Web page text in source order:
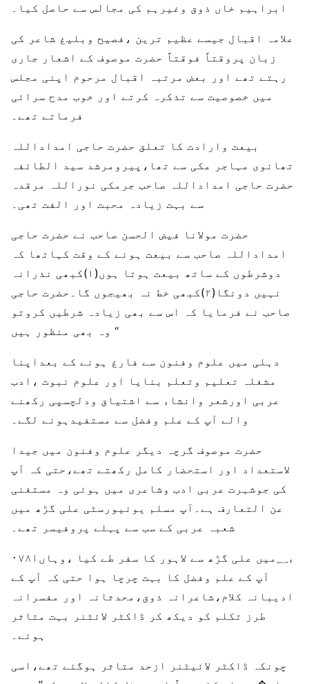
ابراہیم خاں ذوق وغیرہم کی مجالس سے حاصل کیا۔
علامہ اقبال جیسے عظیم ترین ،فصیح وبلیغ شاعر کی
زبان پروقتاً فوقتاً حضرت موصوف کے اشعار جاری
رہتے تھے اور بعض مرتبہ اقبال مرحوم اپنی مجلس
میں خصوصیت سے تذکرہ کرتے اور خوب مدح سرائی
فرماتے تھے۔
بیعت وارادت کا تعلق حضرت حاجی امداداللہ
تھانوی مہاجر مکی سے تھا،پیرومرشد سید الطائفہ
حضرت حاجی امداداللہ صاحب جرمکی نوراللہ مرقدہ
سے بہت زیادہ محبت اور الفت تھی۔
حضرت مولانا فیض الحسن صاحب نے حضرت حاجی
امداداللہ صاحب سے بیعت ہونے کے وقت کہاتھا کہ
دوشرطوں کے ساتھ بیعت ہوتا ہوں(۱)کبھی نذرانہ
نہیں دونگا(۲)کبھی خط نہ بھیجوں گا۔حضرت حاجی
صاحب نے فرمایا کہ اس سے بھی زیادہ شرطیں کروتو
وہ بھی منظور ہیں ‘‘
دہلی میں علوم وفنون سے فارغ ہونے کے بعداپنا
مشغلہ تعلیم وتعلم بنایا اور علوم نبوت ،ادب
عربی اورشعر وانشاء سے اشتیاق ودلچسپی رکھنے
والے آپ کے علم وفضل سے مستفیدہونے لگے۔
حضرت موصوف گرچہ دیگر علوم وفنون میں جیدا
لاستعداد اور استحضار کامل رکھتے تھے،حتی کہ آپ
کی جوشہرت عربی ادب وشاعری میں ہوئی وہ مستغنی
عن التعارف ہے۔آپ مسلم یونیورسٹی علی گڑھ میں
شعبہ عربی کے سب سے پہلے پروفیسر تھے۔
۰۷۸۱ء؁میں علی گڑھ سے لاہور کا سفر طے کیا ،وہاں
آپ کے علم وفضل کا بہت چرچا ہوا حتی کہ آپ کے
ادیبانہ کلام،شاعرانہ ذوق،محدثانہ اور مفسرانہ
طرز تکلم کو دیکھ کر ڈاکٹر لائٹنر بہت متاثر
ہوئے۔
چونکہ ڈاکٹر لائیٹنر ازحد متاثر ہوگئے تھے،اسی